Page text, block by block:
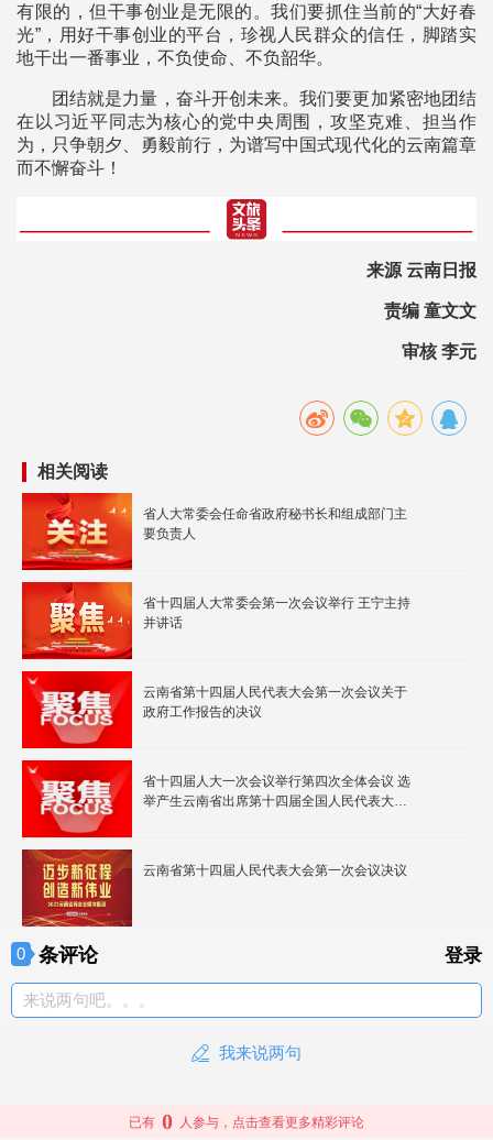
有限的，但干事创业是无限的。我们要抓住当前的“大好春
光”，用好干事创业的平台，珍视人民群众的信任，脚踏实
地干出一番事业，不负使命、不负韶华。
团结就是力量，奋斗开创未来。我们要更加紧密地团结
在以习近平同志为核心的党中央周围，攻坚克难、担当作
为，只争朝夕、勇毅前行，为谱写中国式现代化的云南篇章
而不懈奋斗！
来源 云南日报
责编 童文文
审核 李元
相关阅读
省人大常委会任命省政府秘书长和组成部门主
要负责人
省十四届人大常委会第一次会议举行 王宁主持
并讲话
​云南省第十四届人民代表大会第一次会议关于
政府工作报告的决议
省十四届人大一次会议举行第四次全体会议 选
举产生云南省出席第十四届全国人民代表大会
云南省第十四届人民代表大会第一次会议决议
0 条评论 登录
来说两句吧。。。
我来说两句
已有 0 人参与，点击查看更多精彩评论